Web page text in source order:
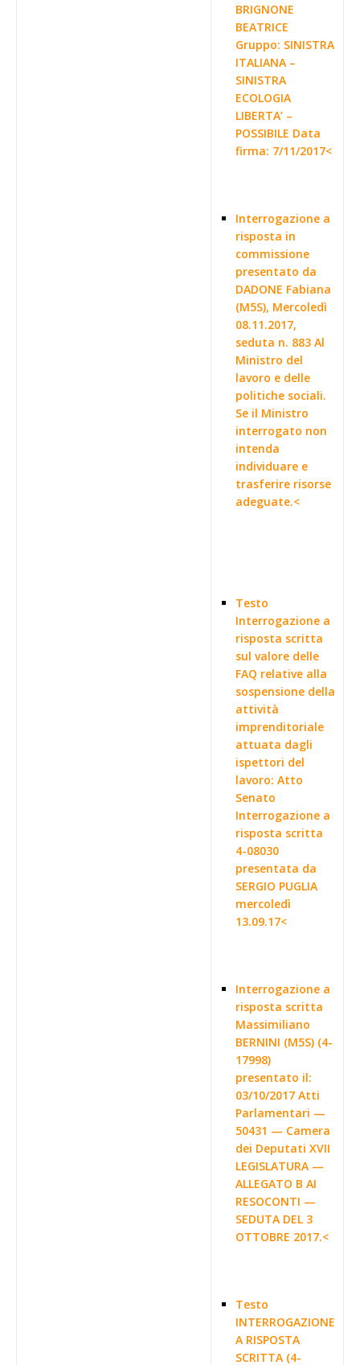
BRIGNONE
BEATRICE
Gruppo: SINISTRA
ITALIANA –
SINISTRA
ECOLOGIA
LIBERTA’ –
POSSIBILE Data
firma: 7/11/2017<
Interrogazione a
risposta in
commissione
presentato da
DADONE Fabiana
(M5S), Mercoledì
08.11.2017,
seduta n. 883 Al
Ministro del
lavoro e delle
politiche sociali.
Se il Ministro
interrogato non
intenda
individuare e
trasferire risorse
adeguate.<
Testo
Interrogazione a
risposta scritta
sul valore delle
FAQ relative alla
sospensione della
attività
imprenditoriale
attuata dagli
ispettori del
lavoro: Atto
Senato
Interrogazione a
risposta scritta
4-08030
presentata da
SERGIO PUGLIA
mercoledì
13.09.17<
Interrogazione a
risposta scritta
Massimiliano
BERNINI (M5S) (4-
17998)
presentato il:
03/10/2017 Atti
Parlamentari —
50431 — Camera
dei Deputati XVII
LEGISLATURA —
ALLEGATO B AI
RESOCONTI —
SEDUTA DEL 3
OTTOBRE 2017.<
Testo
INTERROGAZIONE
A RISPOSTA
SCRITTA (4-